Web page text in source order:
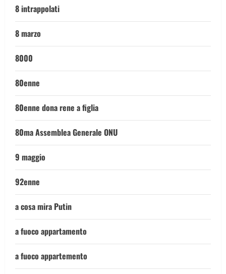
8 intrappolati
8 marzo
8000
80enne
80enne dona rene a figlia
80ma Assemblea Generale ONU
9 maggio
92enne
a cosa mira Putin
a fuoco appartamento
a fuoco appartemento